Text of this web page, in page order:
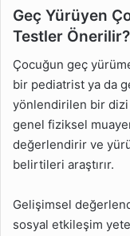
Geç Yürüyen
Testler Önerilir?
Çocuğun geç
bir pediatrist ya da
yönlendirilen bir
genel fiziksel
değerlendirir ve
belirtileri araştırır.
Gelişimsel
sosyal etkileşim